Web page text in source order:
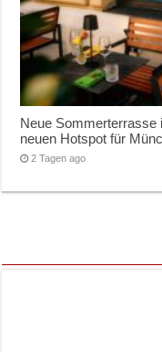
Neue Sommerterrasse
neuen Hotspot für
2 Tagen ago